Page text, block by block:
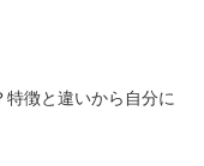
徴と違いから自分に